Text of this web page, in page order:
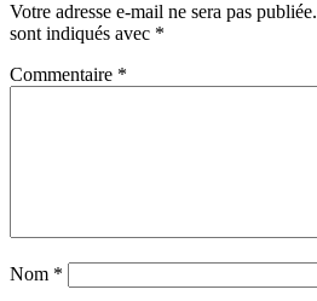
l’article
Votre adresse e-mail ne sera pas publiée.
sont indiqués avec *
Commentaire *
Nom *